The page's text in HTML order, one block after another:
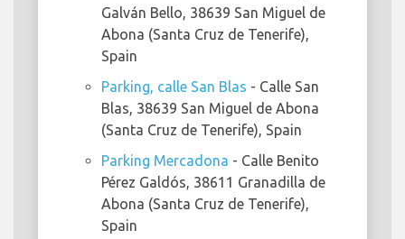
Galván Bello, 38639 San Miguel de
Abona (Santa Cruz de Tenerife),
Spain
Parking, calle San Blas - Calle San
Blas, 38639 San Miguel de Abona
(Santa Cruz de Tenerife), Spain
Parking Mercadona - Calle Benito
Pérez Galdós, 38611 Granadilla de
Abona (Santa Cruz de Tenerife),
Spain